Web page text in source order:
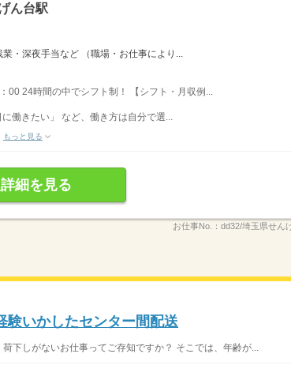
ん台駅
・深夜手当など （職場・お仕事により...
24時間の中でシフト制！ 【シフト・月収例...
働きたい」 など、働き方は自分で選...
もっと見る
細を見る
お仕事No.： dd32/埼玉県せん
験いかしたセンター間配送
下しがないお仕事ってご存知ですか？ そこでは、年齢が...